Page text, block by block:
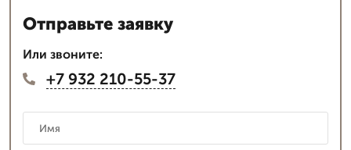
Отправьте заявку
Или звоните:
+7 932 210-55-37